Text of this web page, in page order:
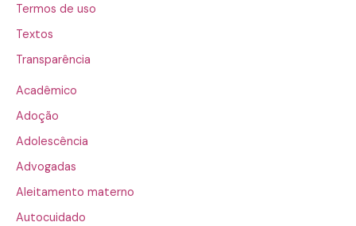
Termos de uso
Textos
Transparência
Acadêmico
Adoção
Adolescência
Advogadas
Aleitamento materno
Autocuidado